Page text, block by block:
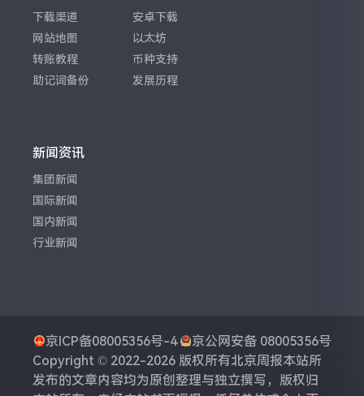
下载渠道
网站地图
转账教程
助记词备份
安卓下载
以太坊
币种支持
发展历程
新闻资讯
集团新闻
国际新闻
国内新闻
行业新闻
京ICP备08005356号-4
京公网安备 08005356号
Copyright © 2022-2026 版权所有北京周报本站所
发布的文章内容均为原创整理与独立撰写，版权归